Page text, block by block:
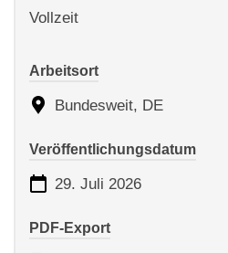
Vollzeit
Arbeitsort
Bundesweit, DE
Veröffentlichungsdatum
29. Juli 2026
PDF-Export